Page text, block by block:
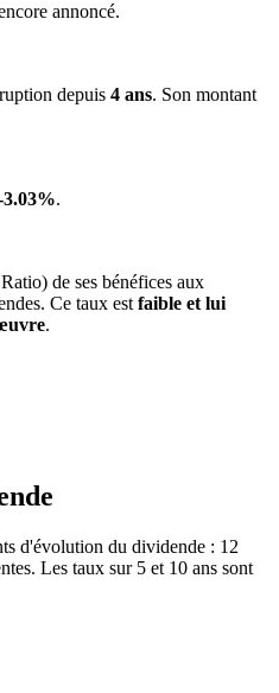
annoncé.
depuis 4 ans. Son montant
3.03%.
de ses bénéfices aux
Ce taux est faible et lui
.
d'évolution du dividende : 12
Les taux sur 5 et 10 ans sont